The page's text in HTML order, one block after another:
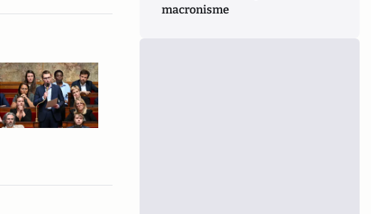
macronisme